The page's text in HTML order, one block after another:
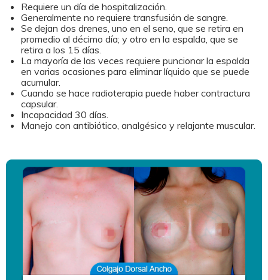
Requiere un día de hospitalización.
Generalmente no requiere transfusión de sangre.
Se dejan dos drenes, uno en el seno, que se retira en
promedio al décimo día; y otro en la espalda, que se
retira a los 15 días.
La mayoría de las veces requiere puncionar la espalda
en varias ocasiones para eliminar líquido que se puede
acumular.
Cuando se hace radioterapia puede haber contractura
capsular.
Incapacidad 30 días.
Manejo con antibiótico, analgésico y relajante muscular.